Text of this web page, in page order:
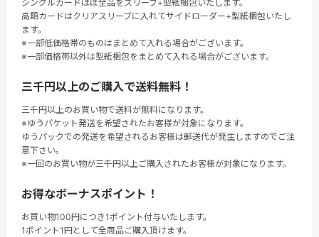
シングルカードほぼ全品をスリーブ+型紙梱包いたします。
高額カードはクリアスリーブに入れてサイドローダー+型紙梱包いたし
ます。
※一部低価格帯のものはまとめて入れる場合がございます。
※一部価格帯以外は型紙梱包をまとめて入れる場合がございます。
三千円以上のご購入で送料無料！
三千円以上のお買い物で送料が無料になります。
※ゆうパケット発送を希望されたお客様が対象になります。
ゆうパックでの発送を希望されるお客様は郵送代が発生しますのでご注
意下さい。
※一回のお買い物が三千円以上ご購入されたお客様が対象になります。
お得なボーナスポイント！
お買い物100円につき1ポイント付与いたします。
1ポイント1円として全商品ご購入頂けます。